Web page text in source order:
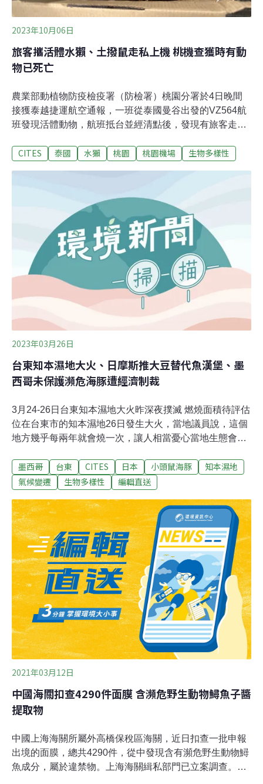
2023年10月06日
旅客攜活體水獺、土撥鼠走私上機 桃機查獲時有動
物已死亡
農業部動植物防疫檢疫署（防檢署）桃園分署於4日晚間
接獲泰越捷運航空通報，一班從泰國曼谷出發的VZ564航
班發現活體動物，航班抵台並經清點後，發現有旅客走私
亡的未鑑定齧齒類動物。除星龜不需檢疫，其餘動物會送
CITES）所規範的物種，再進行必要處置。一度驚動機上
找鼠 動物處於極度緊迫狀況據中央社報導，有旅客在機上
發現「老鼠」，機組員後來在一個沒有行李吊牌的大袋子
裡發現星龜、水獺、土撥鼠等，疑為走私活體動物，隨即
通報航空警察局保安警察大隊。當時土撥鼠還在機上「落
跑」，防檢署人員花了逾1小時捕捉。防檢署桃園分署指
出，不了解為何活體動物被夾帶上機，行李座位區附近乘
客亦矢口否認，當局正進行調查以確定涉事人身份。
CITES 泰國 水獺 桃園 桃園機場 生物多樣性
2023年03月26日
台東知本濕地大火、日摩斯推大豆替代魚漢堡、墨
西哥未保護瀕危海豚遭經濟制裁
3月24-26日台東知本濕地大火昨深夜撲滅 燃燒面積待評估
位在台東市的知本濕地26日發生大火，當地議員說，這個
地方幾乎每兩年就會燒一次，讓人相當憂心當地生態會受
燒面積還有待評估。（公視新聞網報導）桃園平鎮工業區
長期遭濫倒垃圾 將設圍籬及科技執法桃園平鎮工業區外圍
協調清潔隊清運，預計25日清運完畢。地主預計下週設置
圍籬管理，環境清潔稽查大隊將在該路段設置科技執法，
揪出不肖偷倒業者和沒公德心的民眾。（公視新聞網報
導）宜蘭逮山老鼠集團 起出8.5噸紅檜、扁柏
墨西哥 台東 CITES 日本 小頭鼠海豚
知本濕地
氣候變遷
生物多樣性 編輯直送
2021年03月12日
中國海關扣查4290件面膜 含瀕危野生動物鱘魚子醬
提取物
中國上海海關所屬外高橋保稅區海關，近日扣查一批申報
出境的面膜，總共4290件，從中發現含有瀕危野生動物鱘
魚成分，屬於違禁物。上海海關緝私部門已立案調查。中